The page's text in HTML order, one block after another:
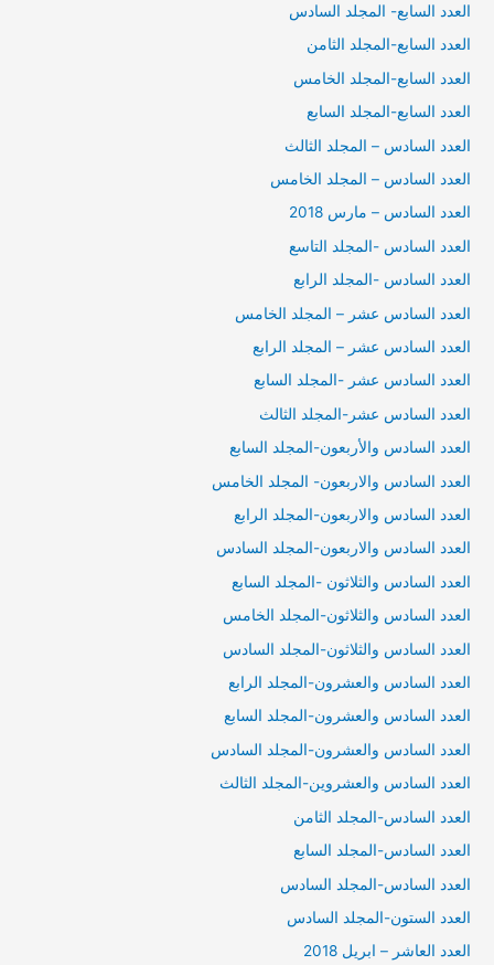
العدد السابع- المجلد السادس
العدد السابع-المجلد الثامن
العدد السابع-المجلد الخامس
العدد السابع-المجلد السابع
العدد السادس – المجلد الثالث
العدد السادس – المجلد الخامس
العدد السادس – مارس 2018
العدد السادس -المجلد التاسع
العدد السادس -المجلد الرابع
العدد السادس عشر – المجلد الخامس
العدد السادس عشر – المجلد الرابع
العدد السادس عشر -المجلد السابع
العدد السادس عشر-المجلد الثالث
العدد السادس والأربعون-المجلد السابع
العدد السادس والاربعون- المجلد الخامس
العدد السادس والاربعون-المجلد الرابع
العدد السادس والاربعون-المجلد السادس
العدد السادس والثلاثون -المجلد السابع
العدد السادس والثلاثون-المجلد الخامس
العدد السادس والثلاثون-المجلد السادس
العدد السادس والعشرون-المجلد الرابع
العدد السادس والعشرون-المجلد السابع
العدد السادس والعشرون-المجلد السادس
العدد السادس والعشروين-المجلد الثالث
العدد السادس-المجلد الثامن
العدد السادس-المجلد السابع
العدد السادس-المجلد السادس
العدد الستون-المجلد السادس
العدد العاشر – ابريل 2018